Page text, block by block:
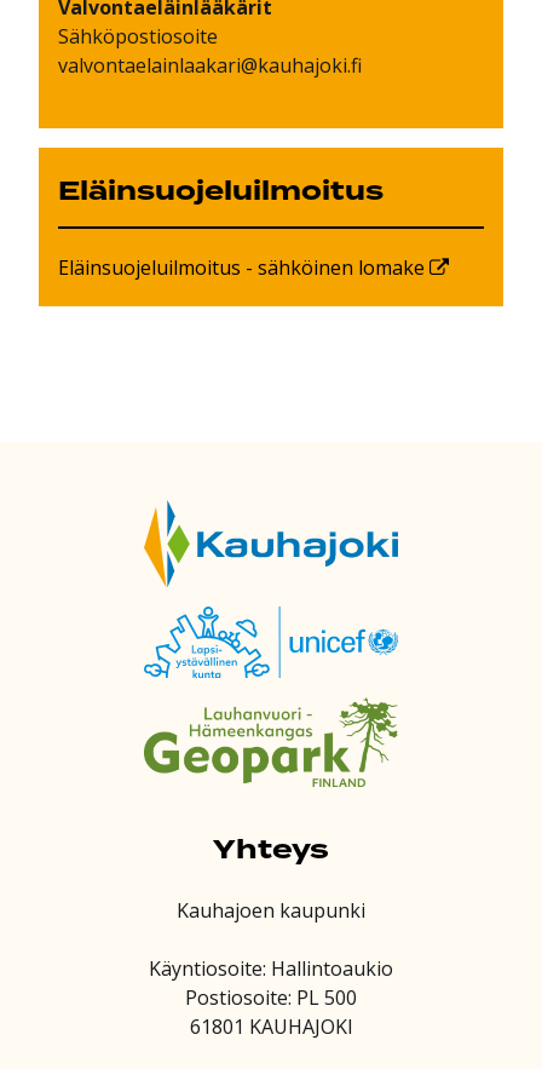
Valvontaeläinlääkärit
Sähköpostiosoite
valvontaelainlaakari@kauhajoki.fi
Eläinsuojeluilmoitus
Eläinsuojeluilmoitus - sähköinen lomake
Yhteys
Kauhajoen kaupunki
Käyntiosoite: Hallintoaukio
Postiosoite: PL 500
61801 KAUHAJOKI